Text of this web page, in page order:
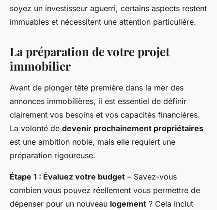
soyez un investisseur aguerri, certains aspects restent
immuables et nécessitent une attention particulière.
La préparation de votre projet
immobilier
Avant de plonger tête première dans la mer des
annonces immobilières, il est essentiel de définir
clairement vos besoins et vos capacités financières.
La volonté de devenir prochainement propriétaires
est une ambition noble, mais elle requiert une
préparation rigoureuse.
Étape 1 : Évaluez votre budget – Savez-vous
combien vous pouvez réellement vous permettre de
dépenser pour un nouveau logement ? Cela inclut